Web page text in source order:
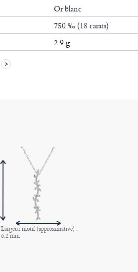
Or blanc
750 ‰ (18 carats)
2.9 g.
Largeur motif (approximative) :
6.2 mm